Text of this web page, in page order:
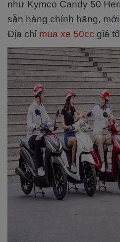
như Kymco Candy 50
sẵn hàng chính hãng,
Địa chỉ mua xe 50cc giá